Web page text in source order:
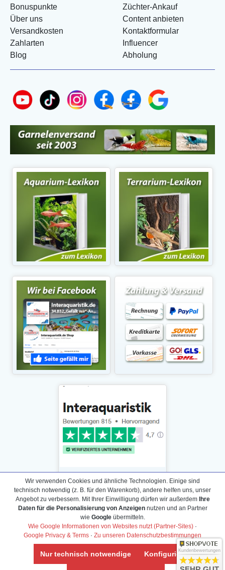
Bonuspunkte
Über uns
Versandkosten
Zahlarten
Blog
Züchter-Ankauf
Content anbieten
Kontaktformular
Influencer
Abholung
Daten­schutz­erklärung
Widerrufs­recht /Widerrufs­formular
AGB & Info
Impressum
Umwelt und Entsorgung
Wir verwenden Cookies und ähnliche Technologien. Einige sind
technisch notwendig (z. B. für den Warenkorb), andere helfen uns, unser
Angebot zu verbessern. Mit Ihrer Einwilligung dürfen wir außerdem Ihre
Daten für die Personalisierung von Anzeigennutzen und an Partner
wie Googleübermitteln.
Wie Google Informationen von Websites nutzt (Partner-Sites) ·
Google Privacy & Terms · Zu unseren Datenschutzbestimmungen
Nur technisch notwendige KonfigurierenKundenbewertungen